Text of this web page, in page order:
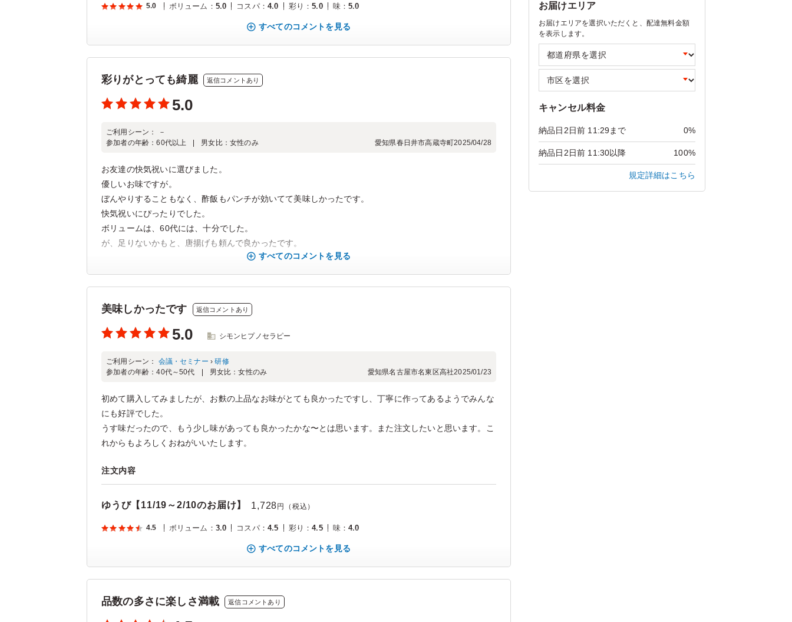
5.0 ボリューム ： 5.0 コスパ： 4.0 彩り ：5.0 味：5.0
すべてのコメントを見る
彩りがとっても綺麗 返信コメントあり
5.0
ご利用シーン：
－
参加者の年齢：60代以上 男女比： 女性のみ 愛知県春日井市高蔵寺町2025/04/28
お友達の快気祝いに選びました。
優しいお味ですが。
ぼんやりすることもなく、酢飯もパンチが効いてて美味しかったです。
快気祝いにぴったりでした。
ボリュームは、60代には、十分でした。
が、足りないかもと、唐揚げも頼んで良かったです。
すべてのコメントを見る
美味しかったです 返信コメントあり
5.0 シモンヒプノセラピー
ご利用シーン： 会議・セミナー ›研修
参加者の年齢：40代～50代 男女比：女性のみ 愛知県名古屋市名東区高社2025/01/23
初めて購入してみましたが、お麩の上品なお味がとても良かったですし、丁寧に作ってあるようでみんな
にも好評でした。
うす味だったので、もう少し味があっても良かったかな〜とは思います。また注文したいと思います。こ
れからもよろしくおねがいいたします。
注文内容
ゆうび【11/19～2/10のお届け】 1,728 円（税込）
4.5 ボリューム ： 3.0 コスパ： 4.5 彩り ：4.5 味：4.0
すべてのコメントを見る
品数の多さに楽しさ満載 返信コメントあり
お届けエリア
お届けエリアを選択いただくと、配達無料金額
を表示します。
キャンセル料金
納品日2日前 11:29まで 0%
納品日2日前 11:30以降 100%
規定詳細はこちら